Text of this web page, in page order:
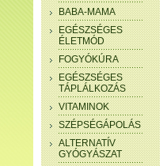
BABA-MAMA
EGÉSZSÉGES
ÉLETMÓD
FOGYÓKÚRA
EGÉSZSÉGES
TÁPLÁLKOZÁS
VITAMINOK
SZÉPSÉGÁPOLÁS
ALTERNATÍV
GYÓGYÁSZAT